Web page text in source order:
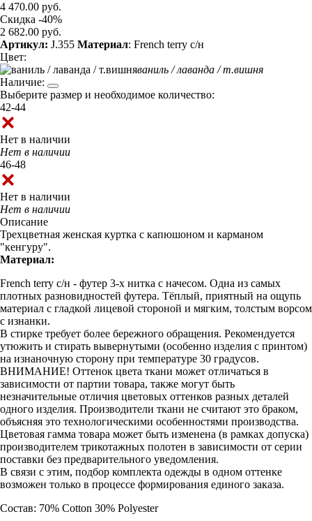
4 470.00 руб.
Скидка -40%
2 682.00 руб.
Артикул: J.355 Материал: French terry с/н
Цвет:
ваниль / лаванда / т.вишня
Наличие:
Выберите размер и необходимое количество:
42-44
Нет в наличии
Нет в наличии
46-48
Нет в наличии
Нет в наличии
Описание
Трехцветная женская куртка с капюшоном и карманом
"кенгуру".
Материал:
French terry с/н - футер 3-х нитка с начесом. Одна из самых
плотных разновидностей футера. Тёплый, приятный на ощупь
материал с гладкой лицевой стороной и мягким, толстым ворсом
с изнанки.
В стирке требует более бережного обращения. Рекомендуется
утюжить и стирать вывернутыми (особенно изделия с принтом)
на изнаночную сторону при температуре 30 градусов.
ВНИМАНИЕ! Оттенок цвета ткани может отличаться в
зависимости от партии товара, также могут быть
незначительные отличия цветовых оттенков разных деталей
одного изделия. Производители ткани не считают это браком,
объясняя это технологическими особенностями производства.
Цветовая гамма товара может быть изменена (в рамках допуска)
производителем трикотажных полотен в зависимости от серии
поставки без предварительного уведомления.
В связи с этим, подбор комплекта одежды в одном оттенке
возможен только в процессе формирования единого заказа.
Состав: 70% Cotton 30% Polyester